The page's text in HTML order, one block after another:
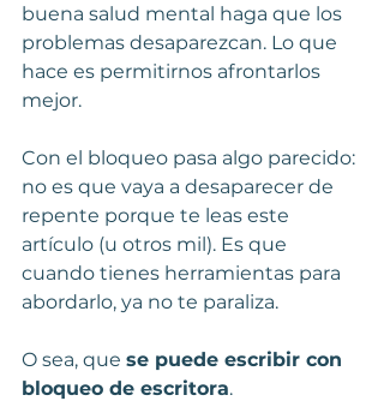
buena salud mental haga que los
problemas desaparezcan. Lo que
hace es permitirnos afrontarlos
mejor.
Con el bloqueo pasa algo parecido:
no es que vaya a desaparecer de
repente porque te leas este
artículo (u otros mil). Es que
cuando tienes herramientas para
abordarlo, ya no te paraliza.
O sea, que se puede escribir con
bloqueo de escritora.